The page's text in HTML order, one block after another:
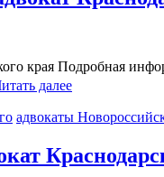
края Подробная
далее
адвокаты